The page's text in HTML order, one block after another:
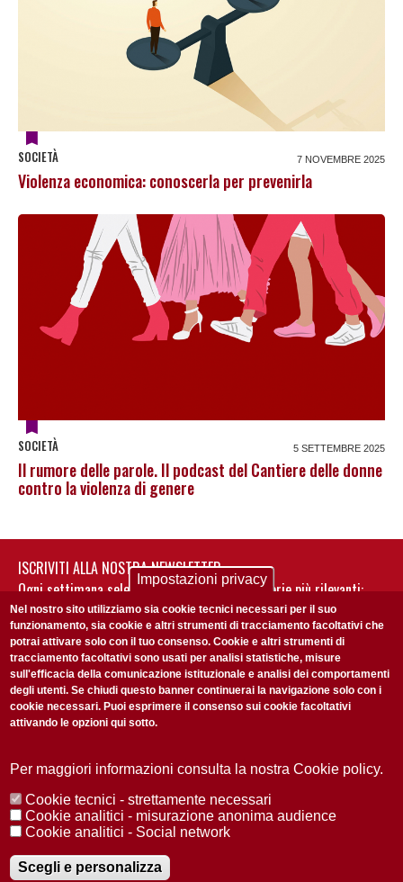
SOCIETÀ 7 NOVEMBRE 2025
Violenza economica: conoscerla per prevenirla
SOCIETÀ 5 SETTEMBRE 2025
Il rumore delle parole. Il podcast del Cantiere delle donne
contro la violenza di genere
ISCRIVITI ALLA NOSTRA NEWSLETTER
Ogni settimana selezioniamo per te nostre storie più rilevanti:
non perderti gli aggiornamenti della nostra newsletter
Accetto laPrivacy Policy
Redazione Copyright Privacy
Area stampa
© 2025 Università di Padova
Registrazione presso il Tribunale di Padova n. 2097/2012 del 18 giugno
2012
Impostazioni privacy
Nel nostro sito utilizziamo sia cookie tecnici necessari per il suo
funzionamento, sia cookie e altri strumenti di tracciamento facoltativi che
potrai attivare solo con il tuo consenso. Cookie e altri strumenti di
tracciamento facoltativi sono usati per analisi statistiche, misure
sull'efficacia della comunicazione istituzionale e analisi dei comportamenti
degli utenti. Se chiudi questo banner continuerai la navigazione solo con i
cookie necessari. Puoi esprimere il consenso sui cookie facoltativi
attivando le opzioni qui sotto.
Per maggiori informazioni consulta la nostra Cookie policy.
Cookie tecnici - strettamente necessari
Cookie analitici - misurazione anonima audience
Cookie analitici - Social network
Scegli e personalizza